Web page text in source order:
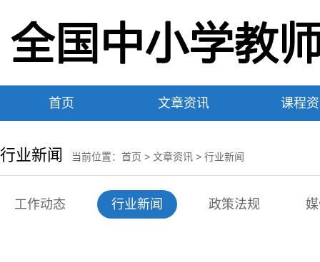
首页 文章资讯 课程
行业新闻 当前位置： 首页 > 文章资讯 > 行业新闻
工作动态 行业新闻 政策法规